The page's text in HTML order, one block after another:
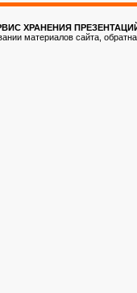
ХРАНЕНИЯ ПРЕЗЕНТАЦИЙ
материалов сайта,